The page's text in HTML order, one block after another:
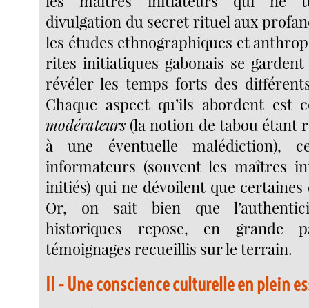
divulgation du secret rituel aux
les études ethnographiques et
rites initiatiques gabonais se
révéler les temps forts des
Chaque aspect qu’ils abordent est
modérateurs (la notion de tabou étant
à une éventuelle malédiction),
informateurs (souvent les maîtres
initiés) qui ne dévoilent que
Or, on sait bien que
historiques repose, en grande
témoignages recueillis sur le terrain.
II - Une conscience culturelle en plein